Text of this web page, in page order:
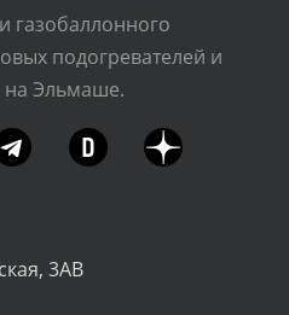
газобаллонного
подогревателей и
на Эльмаше.
3АВ